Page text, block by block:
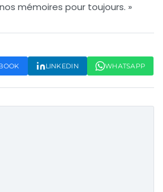
mémoires pour toujours. »
LINKEDIN WHATSAPP